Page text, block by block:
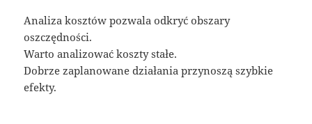
Analiza kosztów pozwala odkryć obszary
oszczędności.
Warto analizować koszty stałe.
Dobrze zaplanowane działania przynoszą szybkie
efekty.